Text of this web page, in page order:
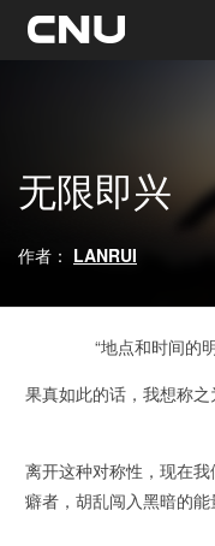
无限即兴
作者： LANRUI
“地点和时间的
果真如此的话，我想称
离开这种对称性，现在
癖者，胡乱闯入黑暗的